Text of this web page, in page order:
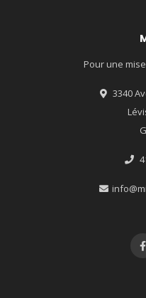
Pour une
3340